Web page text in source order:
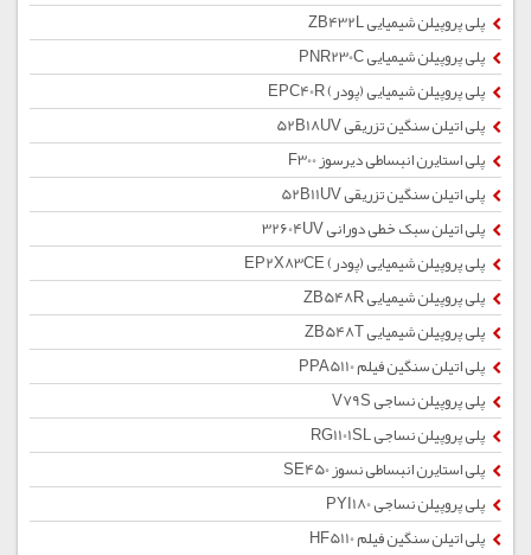
پلی پروپیلن شیمیایی ZB432L
پلی پروپیلن شیمیایی PNR230C
پلی پروپیلن شیمیایی (پودر) EPC40R
پلی اتیلن سنگین تزریقی 52B18UV
پلی استایرن انبساطی دیرسوز F300
پلی اتیلن سنگین تزریقی 52B11UV
پلی اتیلن سبک خطی دورانی 32604UV
پلی پروپیلن شیمیایی (پودر) EP2X83CE
پلی پروپیلن شیمیایی ZB548R
پلی پروپیلن شیمیایی ZB548T
پلی اتیلن سنگین فیلم PPA5110
پلی پروپیلن نساجی V79S
پلی پروپیلن نساجی RG1101SL
پلی استایرن انبساطی نسوز SE450
پلی پروپیلن نساجی PYI180
پلی اتیلن سنگین فیلم HF5110